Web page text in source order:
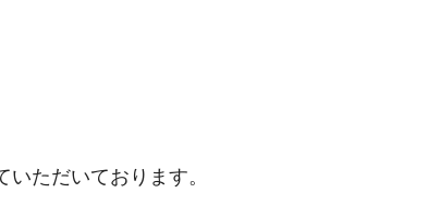
ただいております。